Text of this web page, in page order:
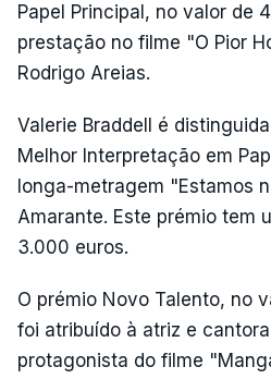
Papel Principal, no valor de
prestação no filme "O Pior
Rodrigo Areias.
Valerie Braddell é
Melhor Interpretação em
longa-metragem "Estamos
Amarante. Este prémio tem
3.000 euros.
O prémio Novo Talento, no
foi atribuído à atriz e cantora
protagonista do filme